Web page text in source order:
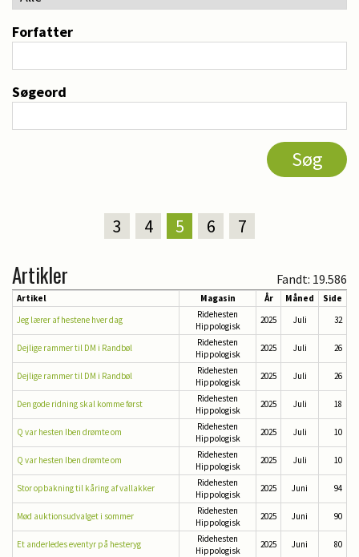
Forfatter
Søgeord
3 4 5 6 7
Artikler Fandt: 19.586
Artikel Magasin År Måned
Side
Jeg lærer af hestene hver dag
Ridehesten
Hippologisk
2025 Juli 32
Dejlige rammer til DM i Randbøl
Ridehesten
Hippologisk
2025 Juli 26
Dejlige rammer til DM i Randbøl
Ridehesten
Hippologisk
2025 Juli 26
Den gode ridning skal komme først
Ridehesten
Hippologisk
2025 Juli 18
Q var hesten Iben drømte om
Ridehesten
Hippologisk
2025 Juli 10
Q var hesten Iben drømte om
Ridehesten
Hippologisk
2025 Juli 10
Stor opbakning til kåring af vallakker
Ridehesten
Hippologisk
2025 Juni 94
Mød auktionsudvalget i sommer
Ridehesten
Hippologisk
2025 Juni 90
Et anderledes eventyr på hesteryg
Ridehesten
Hippologisk
2025 Juni 80